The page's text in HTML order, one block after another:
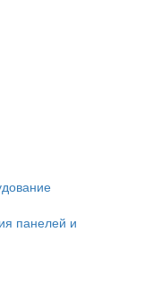
панелей и